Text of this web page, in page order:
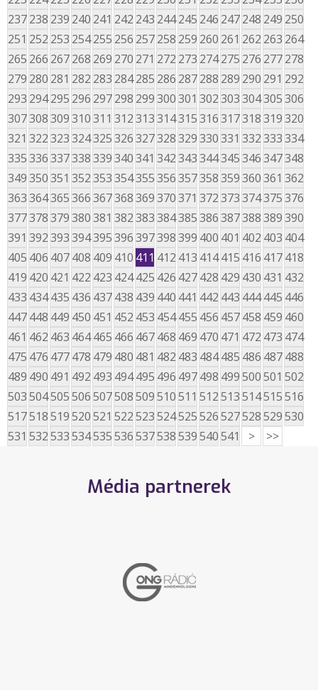
237238 239 240 241 242 243 244245 246 247248 249 250
251 252 253 254255 256 257258 259 260 261 262 263 264
265 266 267268 269 270 271 272 273 274275 276 277278
279 280 281 282 283 284285 286 287288 289 290 291 292
293 294295 296 297298 299300301 302303304305306
307308309310311 312313314315316317318319320
321 322323324325326327328329330331 332333334
335336337338339340341 342343344345346347348
349350351 352353354355356357358359360361 362
363364365366367368369370371 372373374375376
377378379380381 382383384385386387388389390
391 392393394395396397398399 400 401 402 403 404
405 406 407408 409 410 411 412 413 414415 416 417418
419 420 421 422 423 424425 426 427428 429 430 431 432
433 434435 436 437438 439 440 441 442 443 444445 446
447448 449 450 451 452 453 454455 456 457458 459 460
461 462 463 464465 466 467468 469 470 471 472 473 474
475 476 477478 479 480 481 482 483 484485 486 487488
489 490 491 492 493 494495 496 497498 499500501 502
503504505506507508509510511 512513514515516
517518519520521 522523524525526527528529530
531 532533534535536537538539540541 > >>
Média partnerek